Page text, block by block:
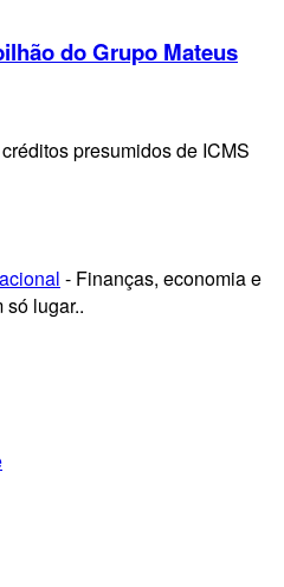
do Grupo Mateus
presumidos de ICMS
- Finanças, economia e
lugar..